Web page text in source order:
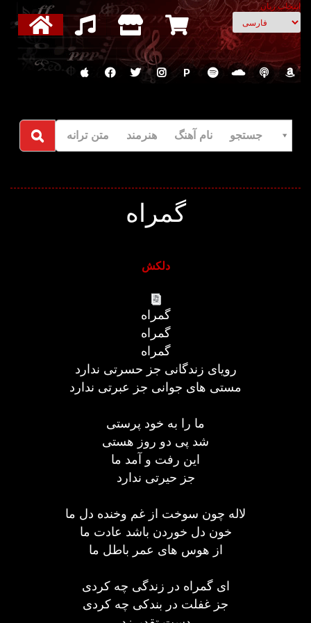
انتخاب زبان
P
جستجو نام آهنگ هنرمند متن ترانه
گمراه
دلکش
گمراه
گمراه
گمراه
رویای زندگانی جز حسرتی ندارد
مستی های جوانی جز عبرتی ندارد
ما را به خود پرستی
شد پی دو روز هستی
این رفت و آمد ما
جز حیرتی ندارد
لاله چون سوخت از غم وخنده دل ما
خون دل خوردن باشد عادت ما
از هوس های عمر باطل ما
ای گمراه در زندگی چه کردی
جز غفلت در بندکی چه کردی